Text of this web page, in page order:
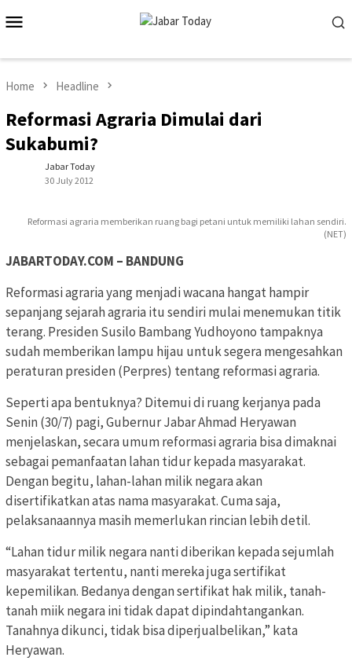
to
Home Headline
Reformasi Agraria Dimulai dari
Sukabumi?
Jabar Today
30 July 2012
Reformasi agraria memberikan ruang bagi petani untuk memiliki lahan sendiri.
(NET)
JABARTODAY.COM – BANDUNG
Reformasi agraria yang menjadi wacana hangat hampir
sepanjang sejarah agraria itu sendiri mulai menemukan titik
terang. Presiden Susilo Bambang Yudhoyono tampaknya
sudah memberikan lampu hijau untuk segera mengesahkan
peraturan presiden (Perpres) tentang reformasi agraria.
Seperti apa bentuknya? Ditemui di ruang kerjanya pada
Senin (30/7) pagi, Gubernur Jabar Ahmad Heryawan
menjelaskan, secara umum reformasi agraria bisa dimaknai
sebagai pemanfaatan lahan tidur kepada masyarakat.
Dengan begitu, lahan-lahan milik negara akan
disertifikatkan atas nama masyarakat. Cuma saja,
pelaksanaannya masih memerlukan rincian lebih detil.
“Lahan tidur milik negara nanti diberikan kepada sejumlah
masyarakat tertentu, nanti mereka juga sertifikat
kepemilikan. Bedanya dengan sertifikat hak milik, tanah-
tanah miik negara ini tidak dapat dipindahtangankan.
Tanahnya dikunci, tidak bisa diperjualbelikan,” kata
Heryawan.